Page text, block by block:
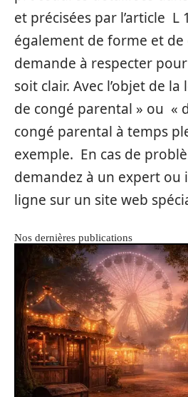
et précisées par l’article L
également de forme et de
demande à respecter
soit clair. Avec l’objet de
de congé parental » ou «
congé parental à temps
exemple. En cas de
demandez à un expert ou
ligne sur un site web
Nos dernières publications